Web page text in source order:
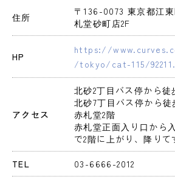
住所
〒136-0073 東京都江
札堂砂町店2F
HP
https://
/tokyo/cat-115/
アクセス
北砂2丁目バス停から徒
北砂7丁目バス停から徒
赤札堂2階
赤札堂正面入り口から
で2階に上がり、降りて
TEL 03-6666-2012